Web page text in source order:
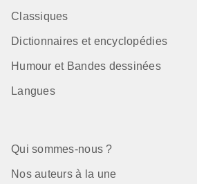
Classiques
Dictionnaires et encyclopédies
Humour et Bandes dessinées
Langues
Qui sommes-nous ?
Nos auteurs à la une